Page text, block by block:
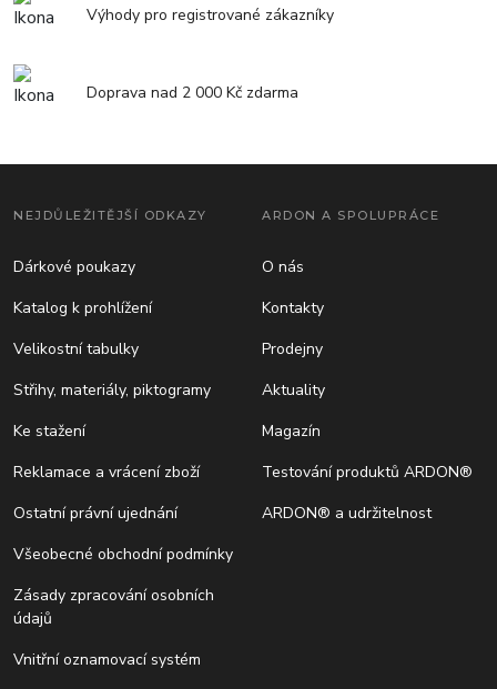
Výhody pro registrované zákazníky
Doprava nad 2 000 Kč zdarma
NEJDŮLEŽITĚJŠÍ ODKAZY
Dárkové poukazy
Katalog k prohlížení
Velikostní tabulky
Střihy, materiály, piktogramy
Ke stažení
Reklamace a vrácení zboží
Ostatní právní ujednání
Všeobecné obchodní podmínky
Zásady zpracování osobních
údajů
Vnitřní oznamovací systém
ARDON A SPOLUPRÁCE
O nás
Kontakty
Prodejny
Aktuality
Magazín
Testování produktů ARDON®
ARDON® a udržitelnost